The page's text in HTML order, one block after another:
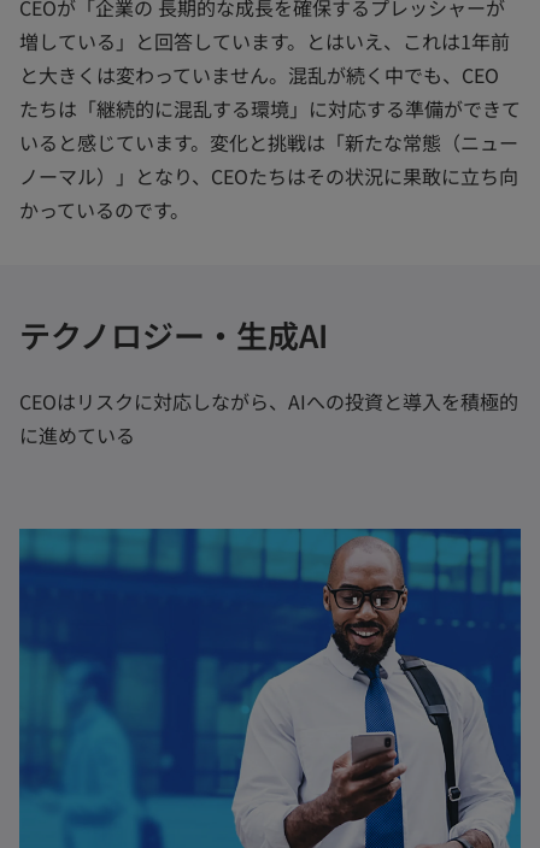
CEOが「企業の 長期的な成長を確保するプレッシャーが
増している」と回答しています。とはいえ、これは1年前
と大きくは変わっていません。混乱が続く中でも、CEO
たちは「継続的に混乱する環境」に対応する準備ができて
いると感じています。変化と挑戦は「新たな常態（ニュー
ノーマル）」となり、CEOたちはその状況に果敢に立ち向
かっているのです。
テクノロジー・生成AI
CEOはリスクに対応しながら、AIへの投資と導入を積極的
に進めている